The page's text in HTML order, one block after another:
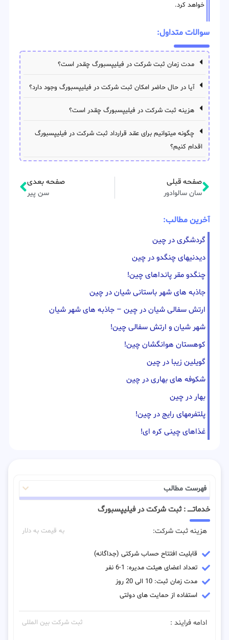
خواهد کرد.
سوالات متداول:
مدت زمان ثبت شرکت در فیلیپسبورگ چقدر است؟
آیا در حال حاضر امکان ثبت شرکت در فیلیپسبورگ وجود دارد؟
هزینه ثبت شرکت در فیلیپسبورگ چقدر است؟
چگونه میتوانیم برای عقد قرارداد ثبت شرکت در فیلیپسبورگ
اقدام کنیم؟
صفحه قبلی
سان سالوادور
صفحه بعدی
سن پیر
آخرین مطالب:
گردشگری در چین
دیدنیهای چنگدو در چین
چنگدو مقر پانداهای چین!
جاذبه های شهر باستانی شیان در چین
ارتش سفالی شیان در چین – جاذبه های شهر شیان
شهر شیان و ارتش سفالی چین!
کوهستان هوانگشان چین!
گویلین زیبا در چین
شکوفه های بهاری در چین
بهار در چین
پلتفرمهای رایج در چین!
غذاهای چینی کره ای!
فهرست مطالب
خدماتـــــ : ثبت شرکت در فیلیپسبورگ
هزینه ثبت شرکت: به قیمت به دلار
قابلیت افتتاح حساب شرکتی (جداگانه)
تعداد اعضای هیئت مدیره: 1-6 نفر
مدت زمان ثبت: 10 الی 20 روز
استفاده از حمایت های دولتی
ادامه فرایند : ثبت شرکت بین المللی